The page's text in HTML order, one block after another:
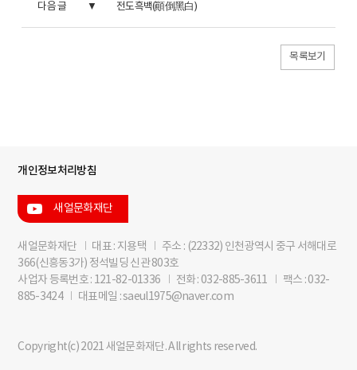
다음 글 전도흑백(顚倒黑白)
목록보기
개인정보처리방침
새얼문화재단
새얼문화재단 대표 : 지용택
주소 : (22332) 인천광역시 중구 서해대로
366(신흥동3가) 정석빌딩 신관 803호
사업자 등록번호 : 121-82-01336
전화 : 032-885-3611
팩스 : 032-
885-3424
대표메일 : saeul1975@naver.com
Copyright(c) 2021 새얼문화재단. All rights reserved.